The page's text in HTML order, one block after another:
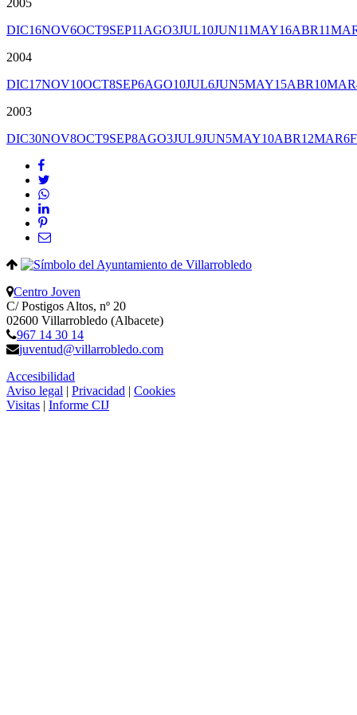
2005
DIC16NOV6OCT9SEP11AGO3JUL10JUN11MAY16ABR11
2004
DIC17NOV10OCT8SEP6AGO10JUL6JUN5MAY15ABR10MAR
2003
DIC30NOV8OCT9SEP8AGO3JUL9JUN5MAY10ABR12MAR6
Centro Joven
C/ Postigos Altos, nº 20
02600 Villarrobledo (Albacete)
967 14 30 14
juventud@villarrobledo.com
Accesibilidad
Aviso legal | Privacidad | Cookies
Visitas | Informe CIJ